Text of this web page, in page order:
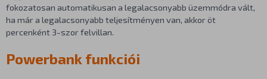
fokozatosan automatikusan a legalacsonyabb üzemmódra vált,
ha már a legalacsonyabb teljesítményen van, akkor öt
percenként 3-szor felvillan.
Powerbank funkciói